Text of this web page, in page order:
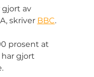
gjort av
skriver BBC.
prosent at
har gjort